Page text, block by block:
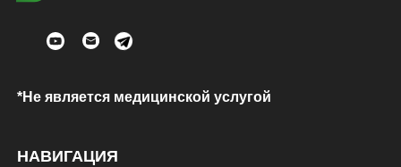
*Не является медицинской услугой
НАВИГАЦИЯ